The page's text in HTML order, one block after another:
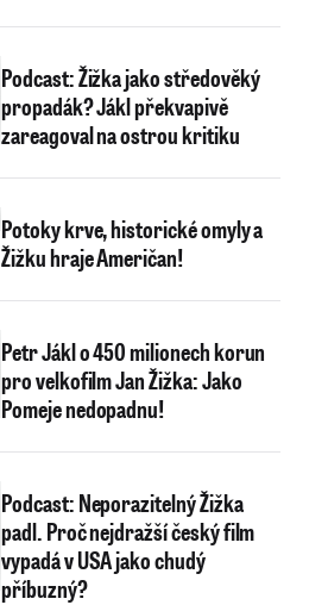
Podcast: Žižka jako středověký
propadák? Jákl překvapivě
zareagoval na ostrou kritiku
Potoky krve, historické omyly a
Žižku hraje Američan!
Petr Jákl o 450 milionech korun
pro velkofilm Jan Žižka: Jako
Pomeje nedopadnu!
Podcast: Neporazitelný Žižka
padl. Proč nejdražší český film
vypadá v USA jako chudý
příbuzný?